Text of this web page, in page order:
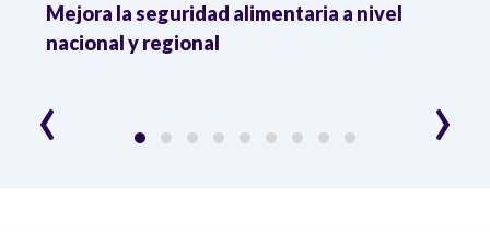
Mejora la seguridad alimentaria a nivel
nacional y regional
‹ ›